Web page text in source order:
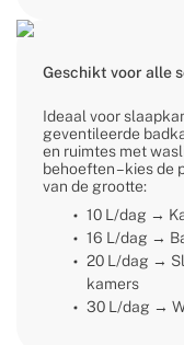
Geschikt voor alle
Ideaal voor
geventileerde
en ruimtes met
behoeften – kies
van de grootte:
10 L/dag →
16 L/dag →
20 L/dag →
kamers
30 L/dag →